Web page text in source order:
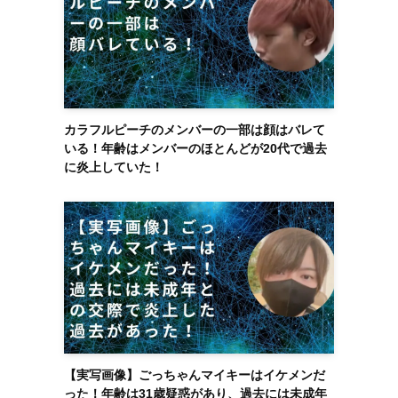
カラフルピーチのメンバーの一部は顔はバレて
いる！年齢はメンバーのほとんどが20代で過去
に炎上していた！
【実写画像】ごっちゃんマイキーはイケメンだ
った！年齢は31歳疑惑があり、過去には未成年